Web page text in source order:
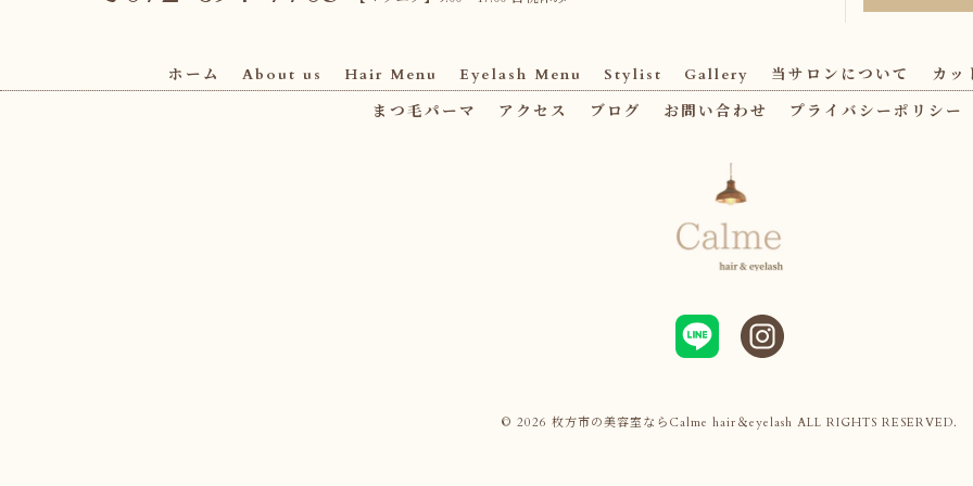
ホーム About us Hair Menu Eyelash Menu Stylist Gallery 当サロンについて カッ
まつ毛パーマ
アクセス ブログ お問い合わせ プライバシーポリシー
© 2026 枚方市の美容室ならCalme hair＆eyelash ALL RIGHTS RESERVED.